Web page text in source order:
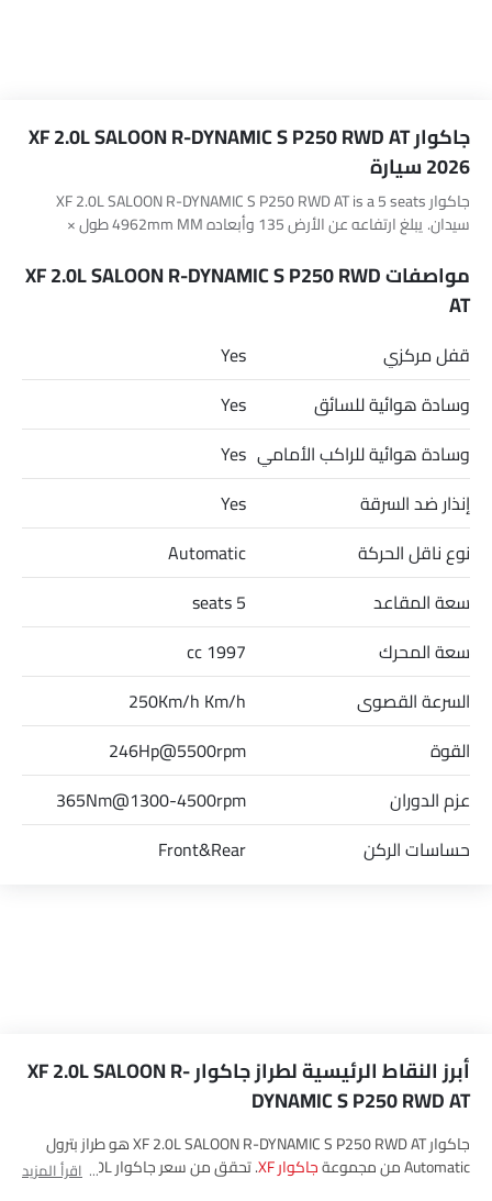
جاكوار XF 2.0L SALOON R-DYNAMIC S P250 RWD AT
2026 سيارة
جاكوار XF 2.0L SALOON R-DYNAMIC S P250 RWD AT is a 5 seats
سيدان. يبلغ ارتفاعه عن الأرض 135 وأبعاده 4962mm MM طول ×
مواصفات XF 2.0L SALOON R-DYNAMIC S P250 RWD
AT
قفل مركزي
Yes
وسادة هوائية للسائق
Yes
وسادة هوائية للراكب الأمامي Yes
إنذار ضد السرقة
Yes
نوع ناقل الحركة
Automatic
سعة المقاعد
5 seats
سعة المحرك
1997 cc
السرعة القصوى
250Km/h Km/h
القوة
246Hp@5500rpm
عزم الدوران
365Nm@1300-4500rpm
حساسات الركن
Front&Rear
أبرز النقاط الرئيسية لطراز جاكوار XF 2.0L SALOON R-
DYNAMIC S P250 RWD AT
جاكوار XF 2.0L SALOON R-DYNAMIC S P250 RWD AT هو طراز بترول
Automatic من مجموعة
جاكوار XF
. تحقق من سعر جاكوار XF 2.0Lاقرأ المزيد